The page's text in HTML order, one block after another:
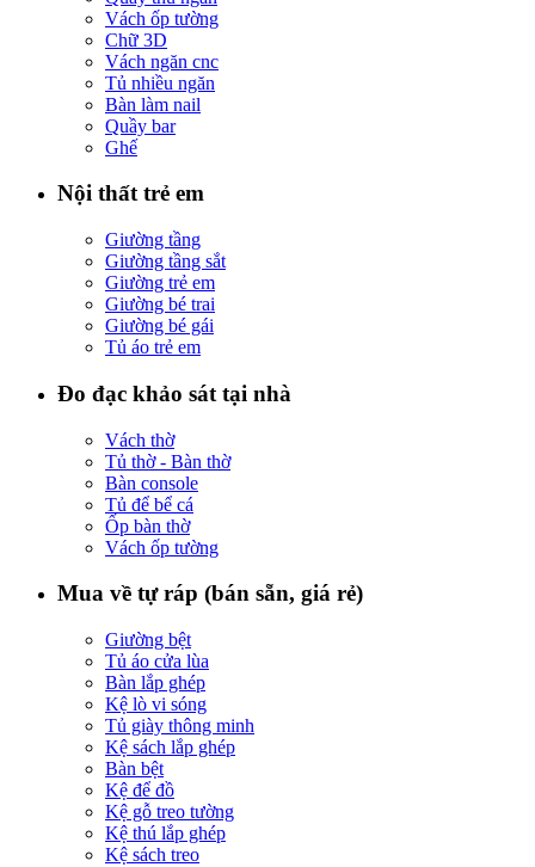
Vách ốp tường
Chữ 3D
Vách ngăn cnc
Tủ nhiều ngăn
Bàn làm nail
Quầy bar
Ghế
Nội thất trẻ em
Giường tầng
Giường tầng sắt
Giường trẻ em
Giường bé trai
Giường bé gái
Tủ áo trẻ em
Đo đạc khảo sát tại nhà
Vách thờ
Tủ thờ - Bàn thờ
Bàn console
Tủ để bể cá
Ốp bàn thờ
Vách ốp tường
Mua về tự ráp (bán sẵn, giá rẻ)
Giường bệt
Tủ áo cửa lùa
Bàn lắp ghép
Kệ lò vi sóng
Tủ giày thông minh
Kệ sách lắp ghép
Bàn bệt
Kệ để đồ
Kệ gỗ treo tường
Kệ thú lắp ghép
Kệ sách treo